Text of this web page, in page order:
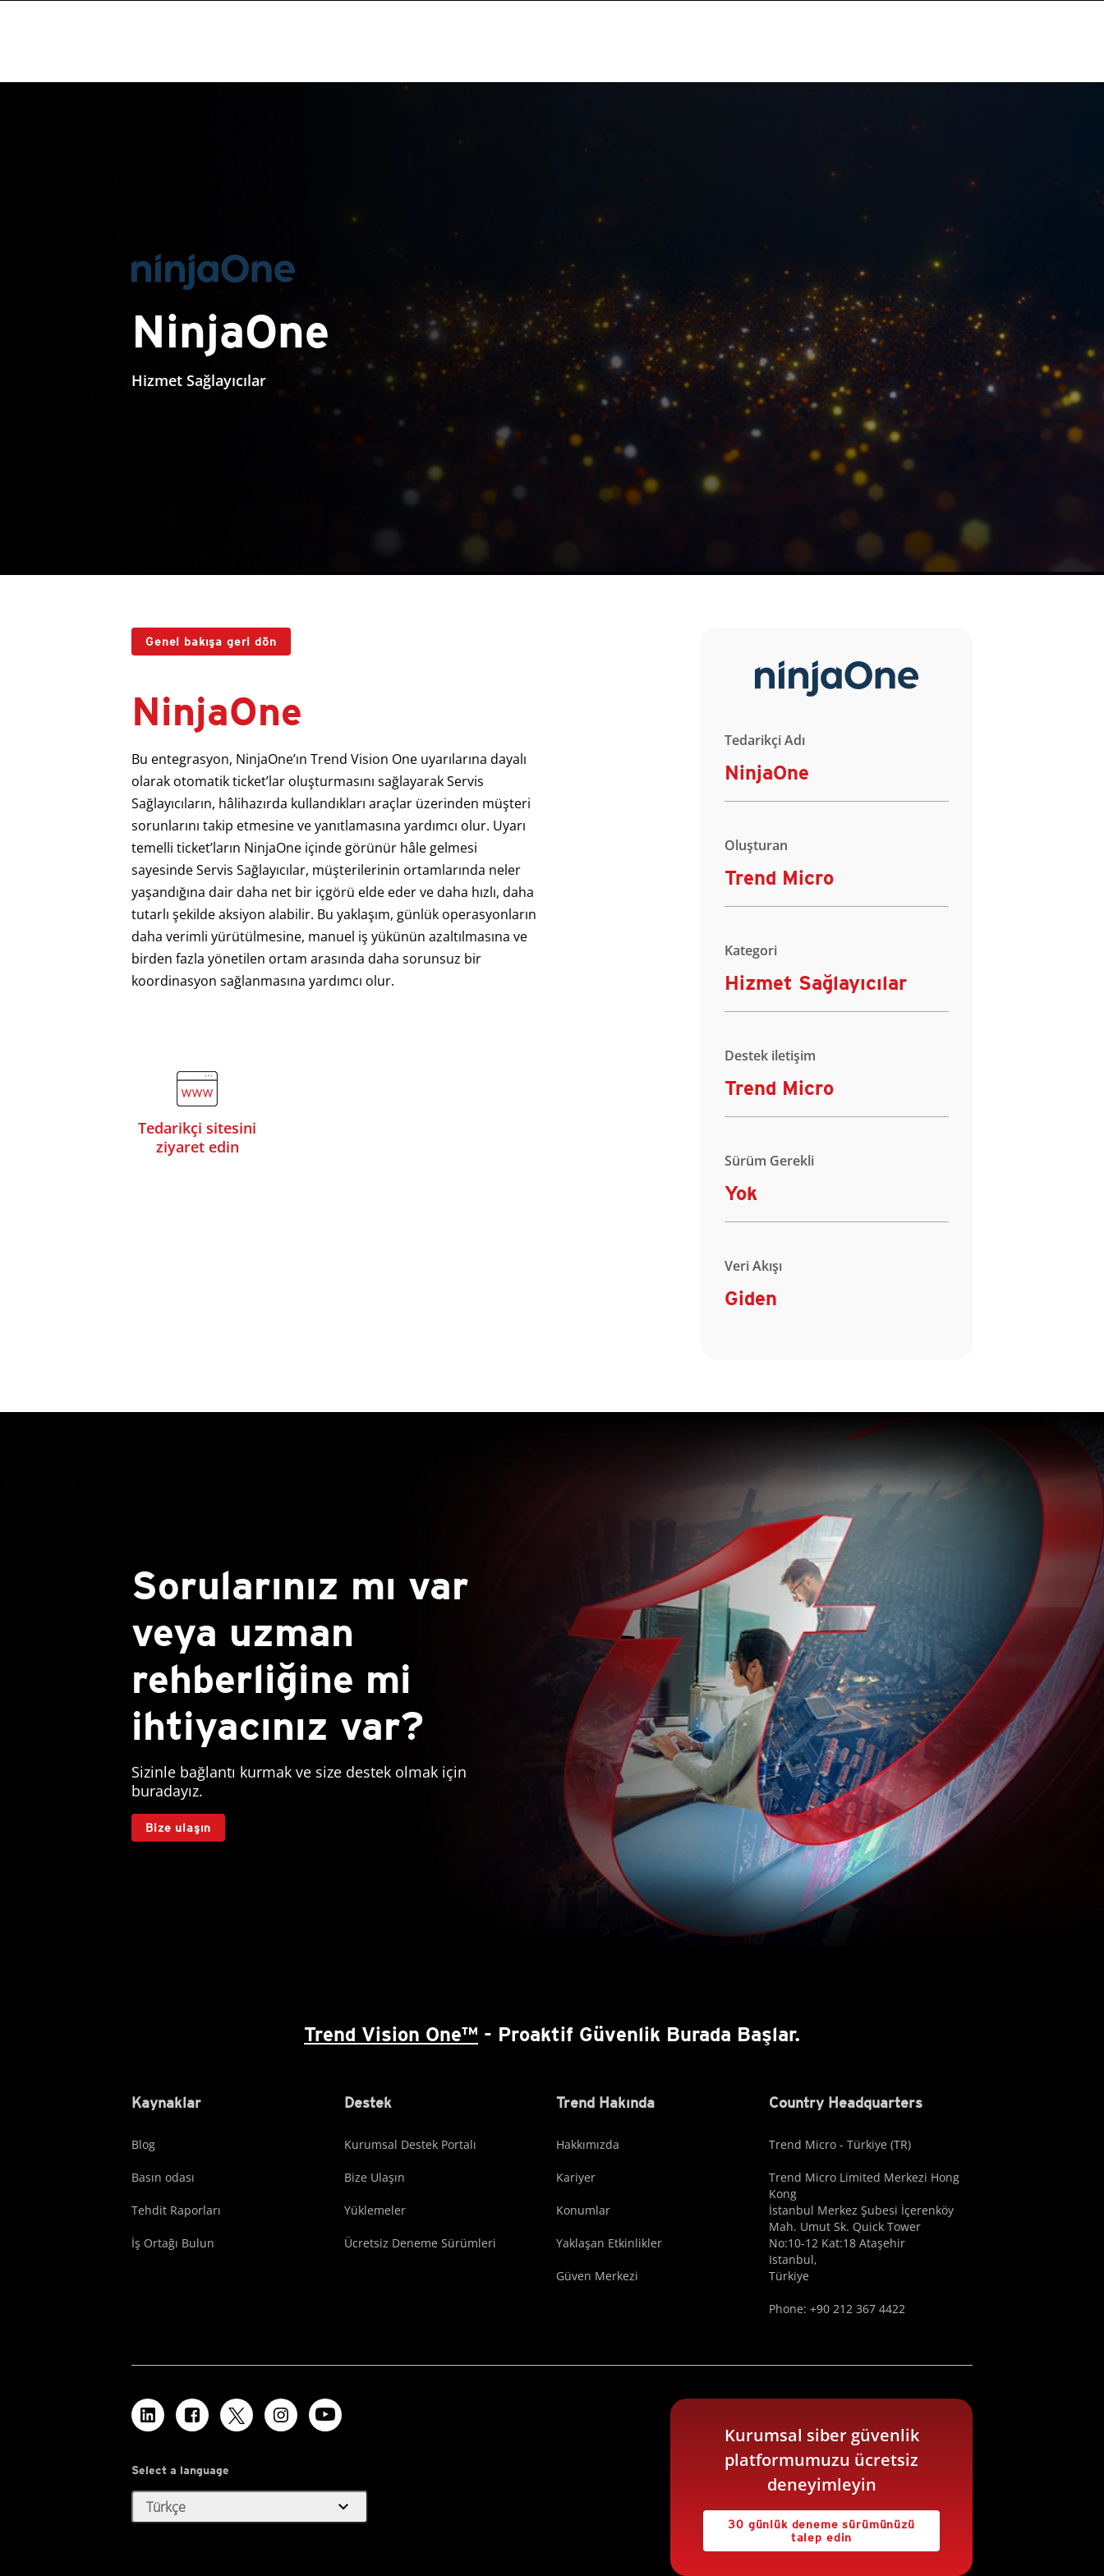
NinjaOne
Hizmet Sağlayıcılar
Genel bakışa geri dön
NinjaOne
Bu entegrasyon, NinjaOne’ın Trend Vision One uyarılarına dayalı
olarak otomatik ticket’lar oluşturmasını sağlayarak Servis
Sağlayıcıların, hâlihazırda kullandıkları araçlar üzerinden müşteri
sorunlarını takip etmesine ve yanıtlamasına yardımcı olur. Uyarı
temelli ticket’ların NinjaOne içinde görünür hâle gelmesi
sayesinde Servis Sağlayıcılar, müşterilerinin ortamlarında neler
yaşandığına dair daha net bir içgörü elde eder ve daha hızlı, daha
tutarlı şekilde aksiyon alabilir. Bu yaklaşım, günlük operasyonların
daha verimli yürütülmesine, manuel iş yükünün azaltılmasına ve
birden fazla yönetilen ortam arasında daha sorunsuz bir
koordinasyon sağlanmasına yardımcı olur.
Tedarikçi sitesini
ziyaret edin
Tedarikçi Adı
NinjaOne
Oluşturan
Trend Micro
Kategori
Hizmet Sağlayıcılar
Destek iletişim
Trend Micro
Sürüm Gerekli
Yok
Veri Akışı
Giden
Sorularınız mı var
veya uzman
rehberliğine mi
ihtiyacınız var?
Sizinle bağlantı kurmak ve size destek olmak için
buradayız.
Bize ulaşın
Trend Vision One™ - Proaktif Güvenlik Burada Başlar.
Kaynaklar
Blog
Basın odası
Tehdit Raporları
İş Ortağı Bulun
Destek
Kurumsal Destek Portalı
Bize Ulaşın
Yüklemeler
Ücretsiz Deneme Sürümleri
Trend Hakında
Hakkımızda
Kariyer
Konumlar
Yaklaşan Etkinlikler
Güven Merkezi
Country Headquarters
Trend Micro - Türkiye (TR)
Trend Micro Limited Merkezi Hong
Kong
İstanbul Merkez Şubesi İçerenköy
Mah. Umut Sk. Quick Tower
No:10-12 Kat:18 Ataşehir
Istanbul,
Türkiye
Phone: +90 212 367 4422
Select a language
Türkçe expand_more
Kurumsal siber güvenlik
platformumuzu ücretsiz
deneyimleyin
30 günlük deneme sürümünüzü
talep edin